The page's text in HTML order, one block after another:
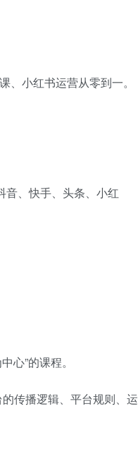
小红书运营从零到一。
音、快手、头条、小红
心”的课程。
传播逻辑、平台规则、运